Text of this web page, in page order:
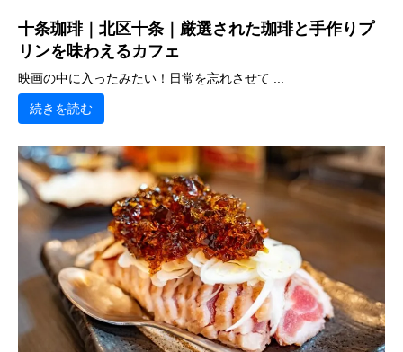
十条珈琲｜北区十条｜厳選された珈琲と手作りプ
リンを味わえるカフェ
映画の中に入ったみたい！日常を忘れさせて ...
続きを読む